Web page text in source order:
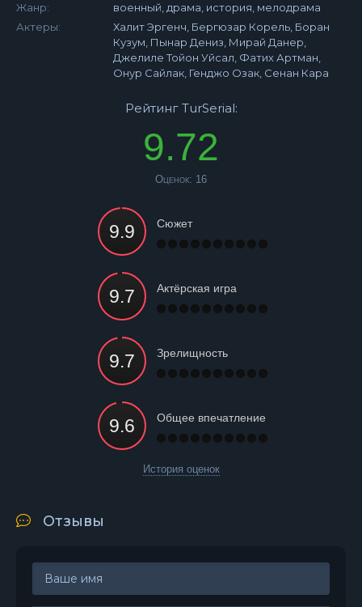
Жанр:
военный, драма, история, мелодрама
Актеры:
Халит Эргенч, Бергюзар Корель, Боран
Кузум, Пынар Дениз, Мирай Данер,
Джелиле Тойон Уйсал, Фатих Артман,
Онур Сайлак, Генджо Озак, Сенан Кара
Рейтинг TurSerial:
9.72
Оценок: 16
Сюжет
Актёрская игра
Зрелищность
Общее впечатление
История оценок
Отзывы